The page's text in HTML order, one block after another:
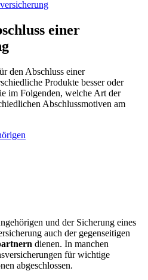
einer
den Abschluss einer
Produkte besser oder
im Folgenden, welche Art der
Abschlussmotiven am
und der Sicherung eines
auch der gegenseitigen
dienen. In manchen
für wichtige
abgeschlossen.